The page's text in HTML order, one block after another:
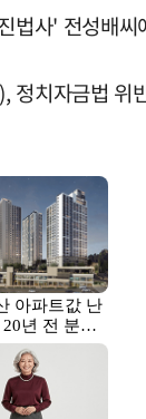
법사' 전성배씨
치자금법